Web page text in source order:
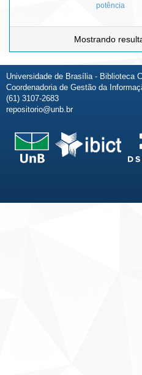
potência
Mostrando
Universidade de Brasília - Biblioteca
Coordenadoria de Gestão da
(61) 3107-2683
repositorio@unb.br